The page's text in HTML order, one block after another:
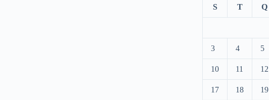
S T Q
3 4 5
10 11 12
17 18 19